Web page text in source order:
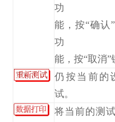
功
能，按“确认
功
能，按“取消”
仍按当前的
试。
将当前的测